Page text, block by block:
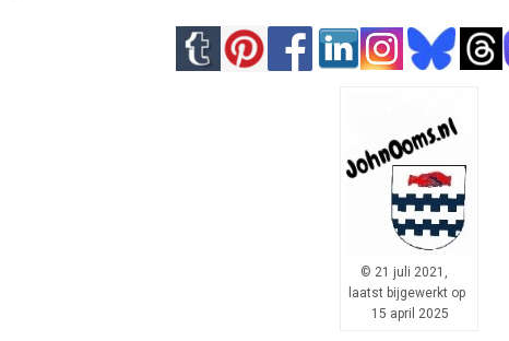
© 21 juli 2021,
laatst bijgewerkt op
15 april 2025